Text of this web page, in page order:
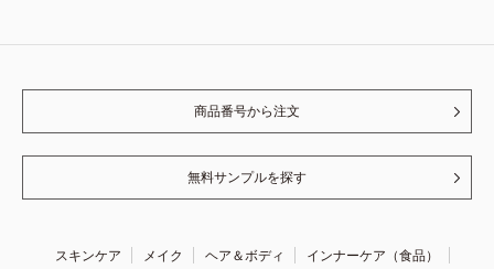
商品番号から注文
無料サンプルを探す
スキンケア メイク ヘア＆ボディ
インナーケア（食品）